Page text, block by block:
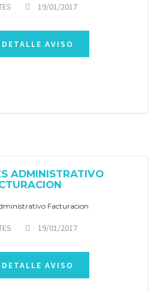
19/01/2017
DETALLE AVISO
ADMINISTRATIVO
Facturacion
19/01/2017
DETALLE AVISO